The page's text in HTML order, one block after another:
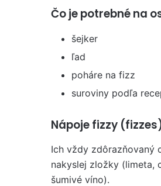
Čo je potrebné na
šejker
ľad
poháre na fizz
suroviny podľa
Nápoje fizzy
Ich vždy zdôrazňovaný
nakyslej zložky (limeta,
šumivé víno).